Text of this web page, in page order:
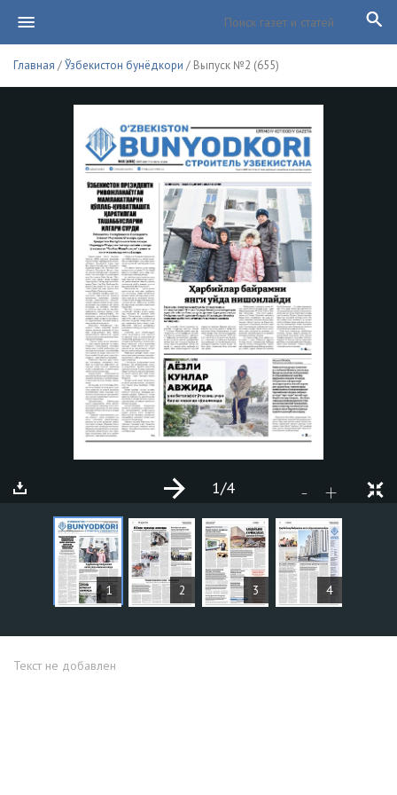
Главная /Ўзбекистон бунёдкори / Выпуск №2 (655)
1 2 3 4
- +
1/4
СТАТЬИ
Текст не добавлен